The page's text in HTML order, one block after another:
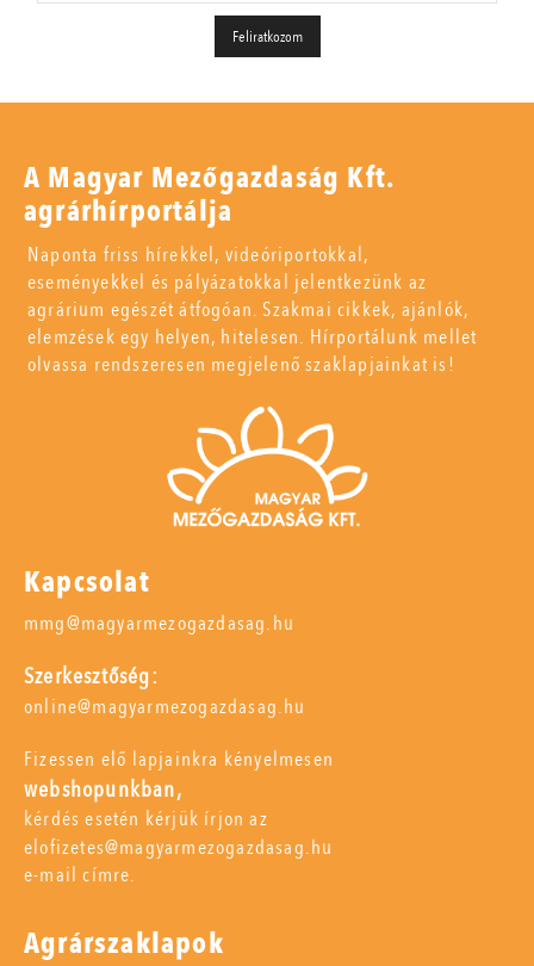
A Magyar Mezőgazdaság Kft.
agrárhírportálja
Naponta friss hírekkel, videóriportokkal,
eseményekkel és pályázatokkal jelentkezünk az
agrárium egészét átfogóan. Szakmai cikkek, ajánlók,
elemzések egy helyen, hitelesen. Hírportálunk mellet
olvassa rendszeresen megjelenő szaklapjainkat is!
Kapcsolat
mmg@magyarmezogazdasag.hu
Szerkesztőség:
online@magyarmezogazdasag.hu
Fizessen elő lapjainkra kényelmesen
webshopunkban,
kérdés esetén kérjük írjon az
elofizetes@magyarmezogazdasag.hu
e-mail címre.
Agrárszaklapok